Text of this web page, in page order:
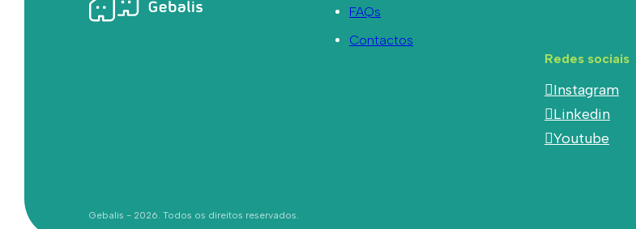
FAQs
Contactos
Redes sociais
Instagram
Linkedin
Youtube
Gebalis - 2026. Todos os direitos reservados.